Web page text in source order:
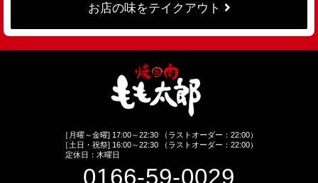
お店の味をテイクアウト
［月曜～金曜] 17:00～22:30 （ラストオーダー：22:00）
［土日・祝祭] 16:00～22:30 （ラストオーダー：22:00）
定休日：木曜日
0166-59-0029